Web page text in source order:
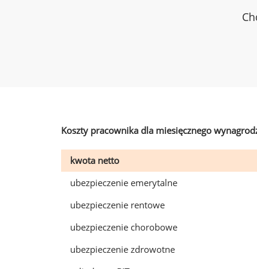
Koszty pracownika dla miesięcznego
kwota netto
ubezpieczenie emerytalne
ubezpieczenie rentowe
ubezpieczenie chorobowe
ubezpieczenie zdrowotne